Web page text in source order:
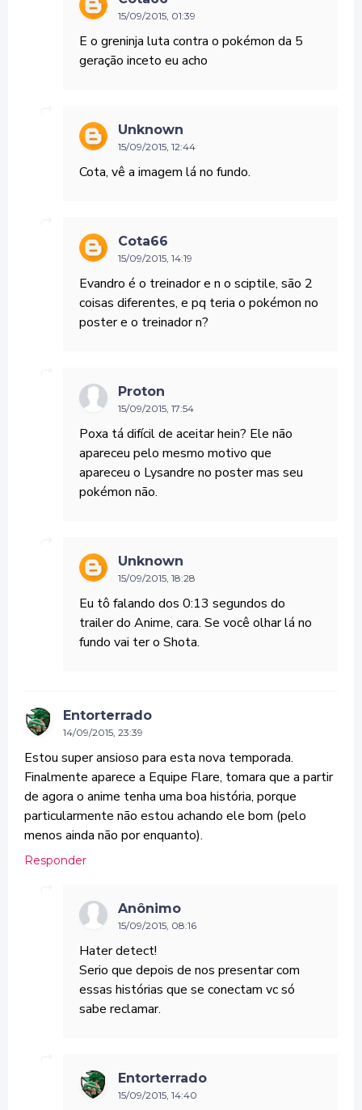
15/09/2015, 01:39
E o greninja luta contra o pokémon da 5
geração inceto eu acho
Unknown
15/09/2015, 12:44
Cota, vê a imagem lá no fundo.
Cota66
15/09/2015, 14:19
Evandro é o treinador e n o sciptile, são 2
coisas diferentes, e pq teria o pokémon no
poster e o treinador n?
Proton
15/09/2015, 17:54
Poxa tá difícil de aceitar hein? Ele não
apareceu pelo mesmo motivo que
apareceu o Lysandre no poster mas seu
pokémon não.
Unknown
15/09/2015, 18:28
Eu tô falando dos 0:13 segundos do
trailer do Anime, cara. Se você olhar lá no
fundo vai ter o Shota.
Entorterrado
14/09/2015, 23:39
Estou super ansioso para esta nova temporada.
Finalmente aparece a Equipe Flare, tomara que a partir
de agora o anime tenha uma boa história, porque
particularmente não estou achando ele bom (pelo
menos ainda não por enquanto).
Responder
Anônimo
15/09/2015, 08:16
Hater detect!
Serio que depois de nos presentar com
essas histórias que se conectam vc só
sabe reclamar.
Entorterrado
15/09/2015, 14:40